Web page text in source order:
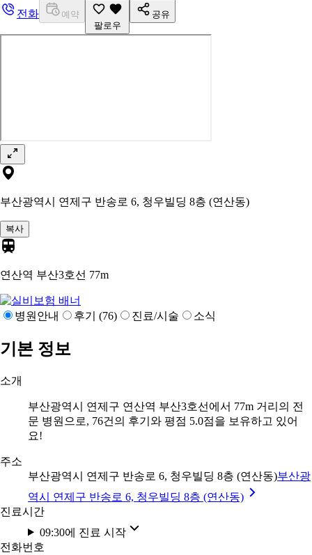
전화
예약
팔로우
공유
부산광역시 연제구 반송로 6, 청우빌딩 8층 (연산동)
복사
연산역 부산3호선 77m
병원안내 후기 (76) 진료/시술 소식
기본 정보
소개
부산광역시 연제구 연산역 부산3호선에서 77m 거리의 전
문 병원으로, 76건의 후기와 평점 5.0점을 보유하고 있어
요!
주소
부산광역시 연제구 반송로 6, 청우빌딩 8층 (연산동)부산광
역시 연제구 반송로 6, 청우빌딩 8층 (연산동)
진료시간
09:30에 진료 시작
전화번호